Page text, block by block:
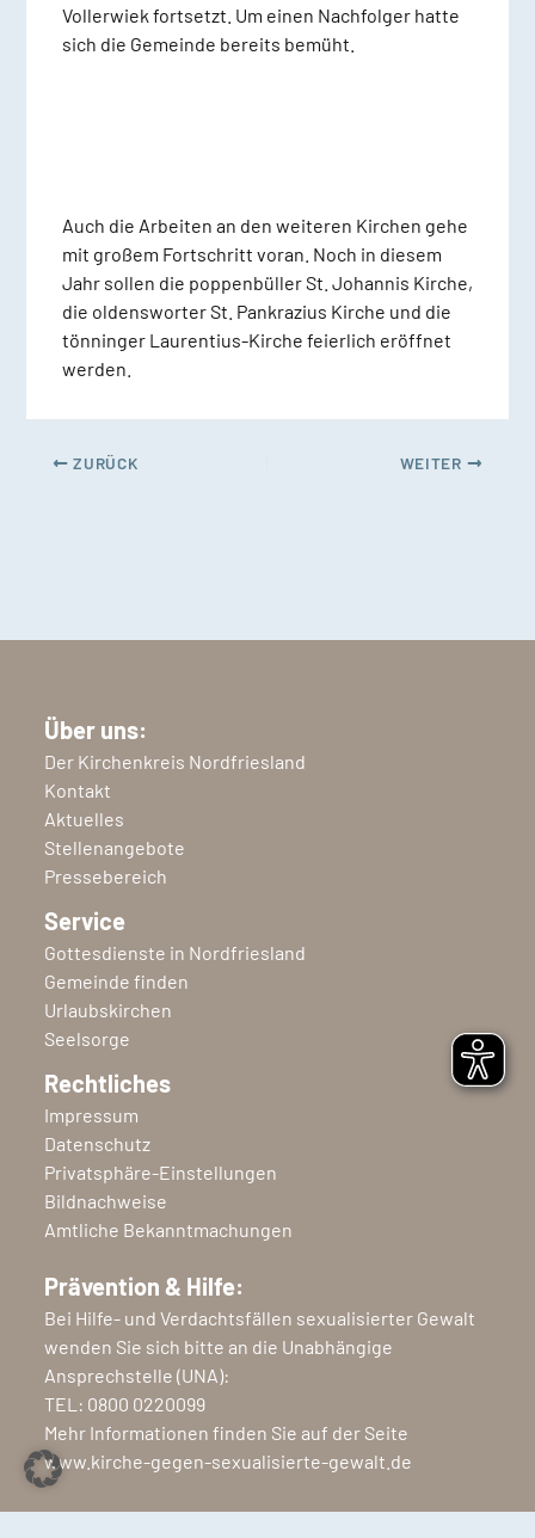
Vollerwiek fortsetzt. Um einen Nachfolger hatte
sich die Gemeinde bereits bemüht.
Auch die Arbeiten an den weiteren Kirchen gehe
mit großem Fortschritt voran. Noch in diesem
Jahr sollen die poppenbüller St. Johannis Kirche,
die oldensworter St. Pankrazius Kirche und die
tönninger Laurentius-Kirche feierlich eröffnet
werden.
ZURÜCK WEITER
Über uns:
Der Kirchenkreis Nordfriesland
Kontakt
Aktuelles
Stellenangebote
Pressebereich
Service
Gottesdienste in Nordfriesland
Gemeinde finden
Urlaubskirchen
Seelsorge
Rechtliches
Impressum
Datenschutz
Privatsphäre-Einstellungen
Bildnachweise
Amtliche Bekanntmachungen
Prävention & Hilfe:
Bei Hilfe- und Verdachtsfällen sexualisierter Gewalt
wenden Sie sich bitte an die Unabhängige
Ansprechstelle (UNA):
TEL: 0800 0220099
Mehr Informationen finden Sie auf der Seite
www.kirche-gegen-sexualisierte-gewalt.de